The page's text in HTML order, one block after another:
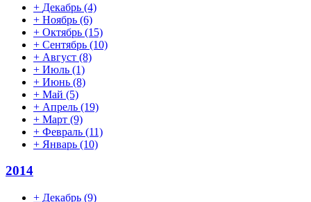
+ Декабрь (4)
+ Ноябрь (6)
+ Октябрь (15)
+ Сентябрь (10)
+ Август (8)
+ Июль (1)
+ Июнь (8)
+ Май (5)
+ Апрель (19)
+ Март (9)
+ Февраль (11)
+ Январь (10)
2014
+ Декабрь (9)